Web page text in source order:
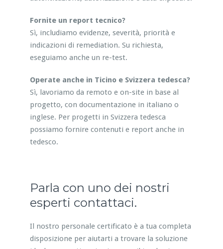
Fornite un report tecnico?
Sì, includiamo evidenze, severità, priorità e
indicazioni di remediation. Su richiesta,
eseguiamo anche un re-test.
Operate anche in Ticino e Svizzera tedesca?
Sì, lavoriamo da remoto e on-site in base al
progetto, con documentazione in italiano o
inglese. Per progetti in Svizzera tedesca
possiamo fornire contenuti e report anche in
tedesco.
Parla con uno dei nostri
esperti contattaci.
Il nostro personale certificato è a tua completa
disposizione per aiutarti a trovare la soluzione